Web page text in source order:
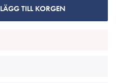
LÄGG TILL KORGEN